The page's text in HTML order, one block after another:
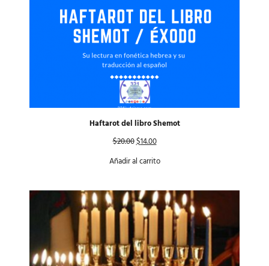
Haftarot del libro Shemot
$20.00$14.00
Añadir al carrito